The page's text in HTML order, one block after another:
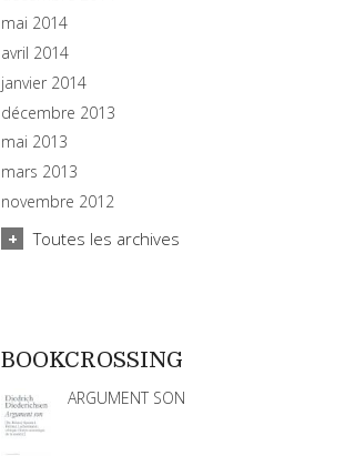
mai 2014
avril 2014
janvier 2014
décembre 2013
mai 2013
mars 2013
novembre 2012
Toutes les archives
BOOKCROSSING
ARGUMENT SON